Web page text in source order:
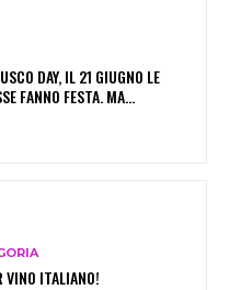
DAY, IL 21 GIUGNO LE
FANNO FESTA. MA…
VINO ITALIANO!